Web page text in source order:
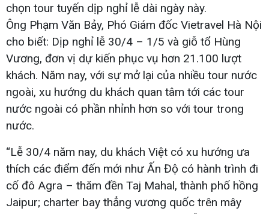
chọn tour tuyến dịp nghỉ lễ dài ngày này.
Ông Phạm Văn Bảy, Phó Giám đốc Vietravel Hà Nội
cho biết: Dịp nghỉ lễ 30/4 – 1/5 và giỗ tổ Hùng
Vương, đơn vị dự kiến phục vụ hơn 21.100 lượt
khách. Năm nay, với sự mở lại của nhiều tour nước
ngoài, xu hướng du khách quan tâm tới các tour
nước ngoài có phần nhỉnh hơn so với tour trong
nước.
“Lễ 30/4 năm nay, du khách Việt có xu hướng ưa
thích các điểm đến mới như Ấn Độ có hành trình đi
cố đô Agra – thăm đền Taj Mahal, thành phố hồng
Jaipur; charter bay thẳng vương quốc trên mây